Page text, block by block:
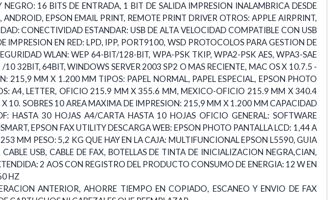
16 BITS DE ENTRADA, 1 BIT DE SALIDA IMPRESION INALAMBRICA DESDE
EPSON EMAIL PRINT, REMOTE PRINT DRIVER OTROS: APPLE AIRPRINT,
CONECTIVIDAD ESTANDAR: USB DE ALTA VELOCIDAD COMPATIBLE CON USB
EN RED: LPD, IPP, PORT9100, WSD PROTOCOLOS PARA GESTION DE
WLAN: WEP 64-BIT/128-BIT, WPA-PSK TKIP, WPA2-PSK AES, WPA3-SAE
32BIT, 64BIT, WINDOWS SERVER 2003 SP2 O MAS RECIENTE, MAC OS X 10.7.5 -
215,9 MM X 1.200 MM TIPOS: PAPEL NORMAL, PAPEL ESPECIAL, EPSON PHOTO
A4, LETTER, OFICIO 215.9 MM X 355.6 MM, MEXICO-OFICIO 215.9 MM X 340.4
SOBRES 10 AREA MAXIMA DE IMPRESION: 215,9 MM X 1.200 MM CAPACIDAD
HASTA 30 HOJAS A4/CARTA HASTA 10 HOJAS OFICIO GENERAL: SOFTWARE
EPSON FAX UTILITY DESCARGA WEB: EPSON PHOTO PANTALLA LCD: 1,44 A
MM PESO: 5,2 KG QUE HAY EN LA CAJA: MULTIFUNCIONAL EPSON L5590, GUIA
USB, CABLE DE FAX, BOTELLAS DE TINTA DE INICIALIZACION NEGRA,CIAN,
2 AOS CON REGISTRO DEL PRODUCTO CONSUMO DE ENERGIA: 12 W EN
HZ
ANTERIOR, AHORRE TIEMPO EN COPIADO, ESCANEO Y ENVIO DE FAX